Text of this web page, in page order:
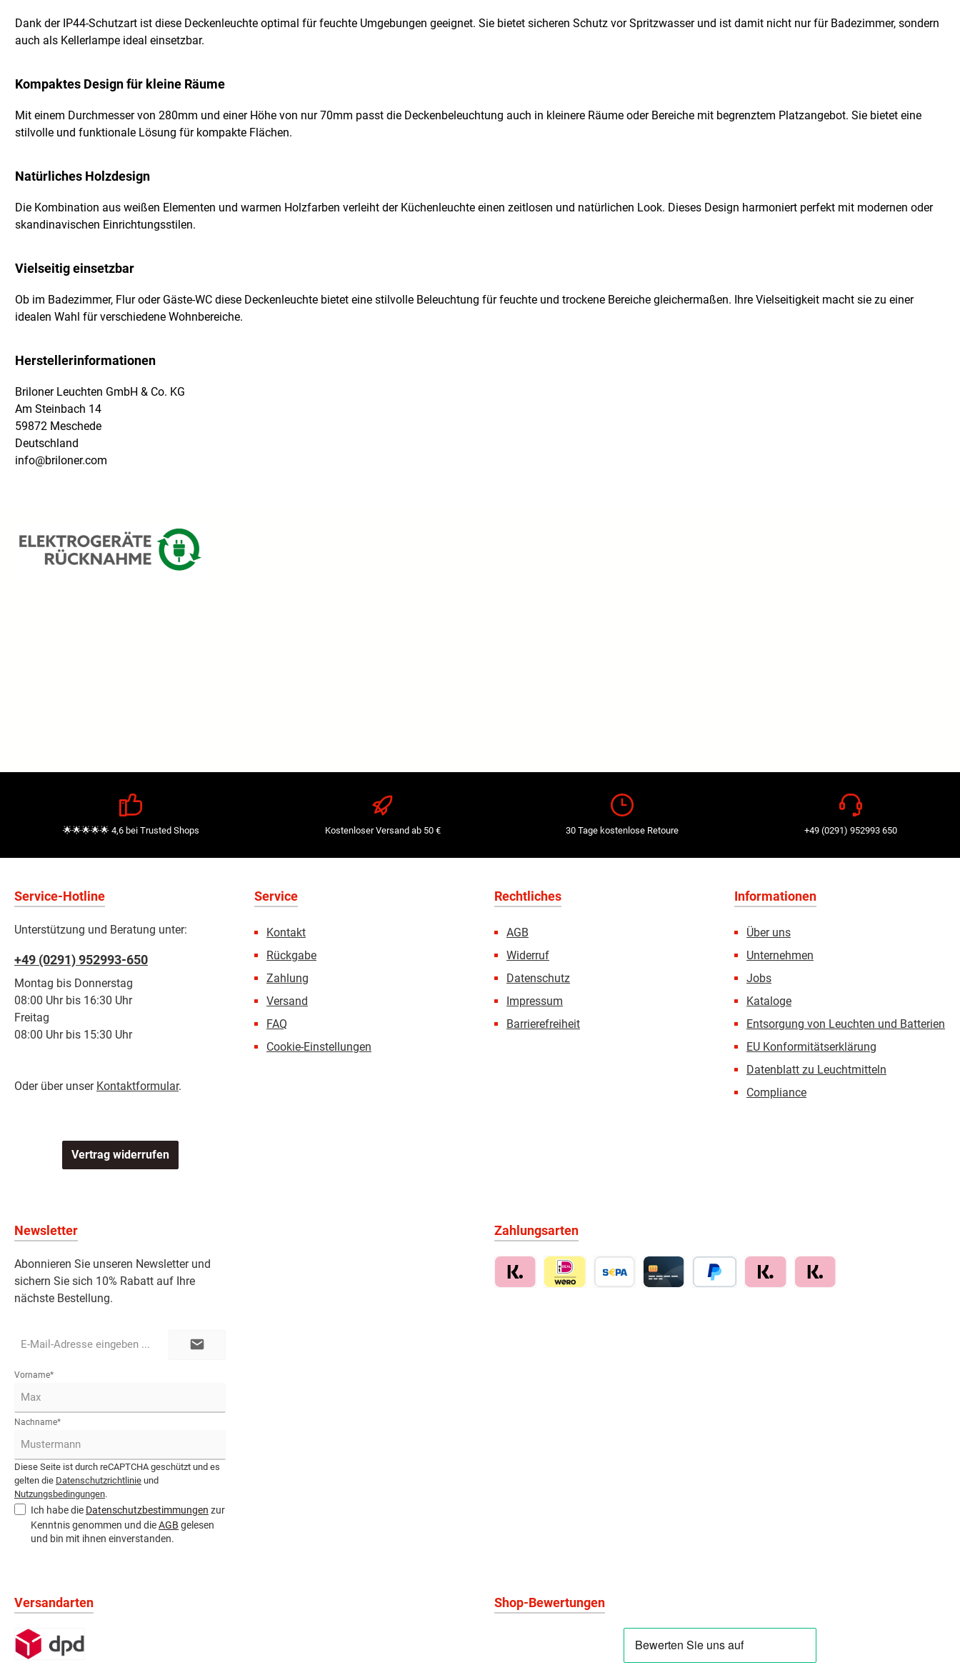
Dank der IP44-Schutzart ist diese Deckenleuchte optimal für feuchte Umgebungen geeignet. Sie bietet sicheren Schutz vor Spritzwasser und ist damit nicht nur für Badezimmer, sondern
auch als Kellerlampe ideal einsetzbar.
Kompaktes Design für kleine Räume
Mit einem Durchmesser von 280mm und einer Höhe von nur 70mm passt die Deckenbeleuchtung auch in kleinere Räume oder Bereiche mit begrenztem Platzangebot. Sie bietet eine
stilvolle und funktionale Lösung für kompakte Flächen.
Natürliches Holzdesign
Die Kombination aus weißen Elementen und warmen Holzfarben verleiht der Küchenleuchte einen zeitlosen und natürlichen Look. Dieses Design harmoniert perfekt mit modernen oder
skandinavischen Einrichtungsstilen.
Vielseitig einsetzbar
Ob im Badezimmer, Flur oder Gäste-WC diese Deckenleuchte bietet eine stilvolle Beleuchtung für feuchte und trockene Bereiche gleichermaßen. Ihre Vielseitigkeit macht sie zu einer
idealen Wahl für verschiedene Wohnbereiche.
Herstellerinformationen
Briloner Leuchten GmbH & Co. KG
Am Steinbach 14
59872 Meschede
Deutschland
info@briloner.com
🌟🌟🌟🌟🌟 4,6 bei Trusted Shops Kostenloser Versand ab 50 € 30 Tage kostenlose Retoure +49 (0291) 952993 650
Service-Hotline
Unterstützung und Beratung unter:
+49 (0291) 952993-650
Montag bis Donnerstag
08:00 Uhr bis 16:30 Uhr
Freitag
08:00 Uhr bis 15:30 Uhr
Oder über unser Kontaktformular.
Vertrag widerrufen
Service
Kontakt
Rückgabe
Zahlung
Versand
FAQ
Cookie-Einstellungen
Rechtliches
AGB
Widerruf
Datenschutz
Impressum
Barrierefreiheit
Informationen
Über uns
Unternehmen
Jobs
Kataloge
Entsorgung von Leuchten und Batterien
EU Konformitätserklärung
Datenblatt zu Leuchtmitteln
Compliance
Newsletter
Abonnieren Sie unseren Newsletter und
sichern Sie sich 10% Rabatt auf Ihre
nächste Bestellung.
Mail-
Vorname*
Nachname*
Diese Seite ist durch reCAPTCHA geschützt und es
gelten die Datenschutzrichtlinie und
Nutzungsbedingungen.
Ich habe die Datenschutzbestimmungen zur
Kenntnis genommen und dieAGB gelesen
und bin mit ihnen einverstanden.
Zahlungsarten
Versandarten Shop-Bewertungen